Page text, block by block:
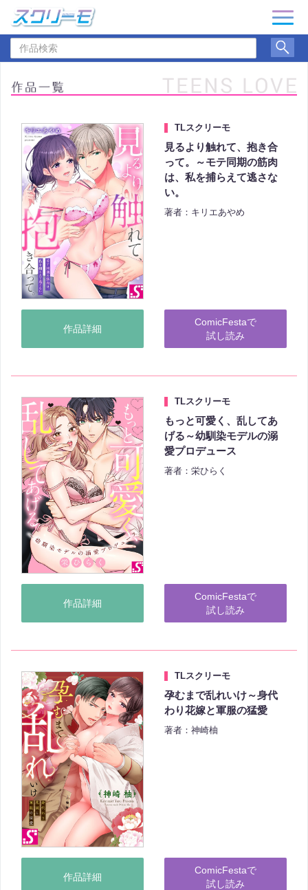
品
索
ナ
ゲ
ー
ョ
ン
TLスクリーモ
見るより触れて、抱き合
って。～モテ同期の筋肉
は、私を捕らえて逃さな
い。
著者：キリエあやめ
作品詳細
ComicFestaで
試し読み
TLスクリーモ
もっと可愛く、乱してあ
げる～幼馴染モデルの溺
愛プロデュース
著者：栄ひらく
作品詳細
ComicFestaで
試し読み
TLスクリーモ
孕むまで乱れいけ～身代
わり花嫁と軍服の猛愛
著者：神崎柚
作品詳細
ComicFestaで
試し読み